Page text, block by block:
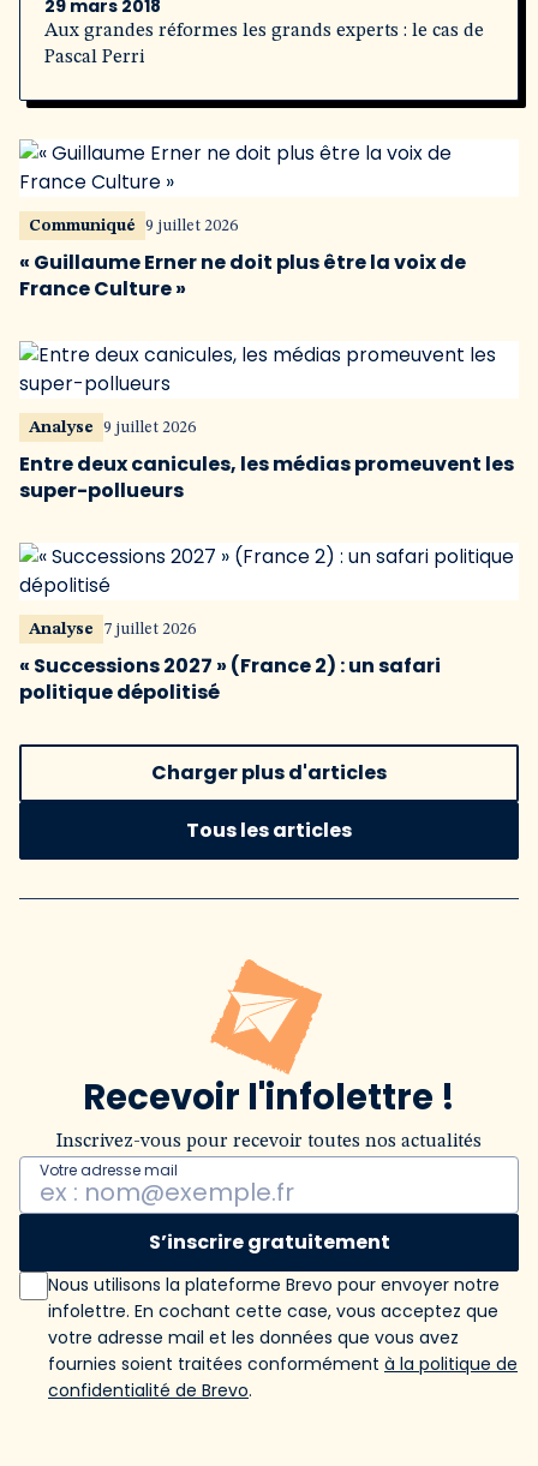
29 mars 2018
Aux grandes réformes les grands experts : le cas de
Pascal Perri
Communiqué 9 juillet 2026
« Guillaume Erner ne doit plus être la voix de
France Culture »
Analyse 9 juillet 2026
Entre deux canicules, les médias promeuvent les
super-pollueurs
Analyse 7 juillet 2026
« Successions 2027 » (France 2) : un safari
politique dépolitisé
Charger plus d'articles
Tous les articles
Recevoir l'infolettre !
Inscrivez-vous pour recevoir toutes nos actualités
Votre adresse mail
S’inscrire gratuitement
Nous utilisons la plateforme Brevo pour envoyer notre
infolettre. En cochant cette case, vous acceptez que
votre adresse mail et les données que vous avez
fournies soient traitées conformément à la politique de
confidentialité de Brevo.